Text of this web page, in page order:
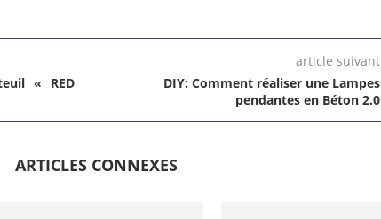
« RED
article suivant
DIY: Comment réaliser une Lampes
pendantes en Béton 2.0
ARTICLES CONNEXES